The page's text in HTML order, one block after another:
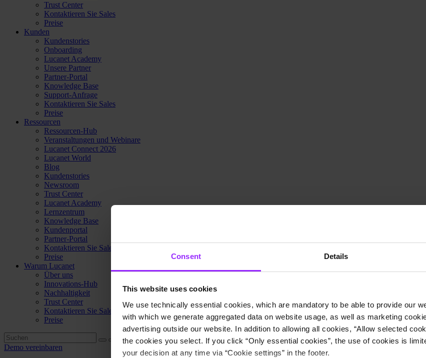
Consent Details
This website uses cookies
We use technically essential cookies, which are mandatory to be able to provide our
with which we generate aggregated data on website usage, as well as marketing
advertising outside our website. In addition to allowing all cookies, “Allow selected
the cookies you select. If you click “Only essential cookies”, the use of cookies is
your decision at any time via “Cookie settings” in the footer.
Trust Center
Kontaktieren Sie Sales
Preise
Kunden
Kundenstories
Onboarding
Lucanet Academy
Unsere Partner
Partner-Portal
Knowledge Base
Support-Anfrage
Kontaktieren Sie Sales
Preise
Ressourcen
Ressourcen-Hub
Veranstaltungen und Webinare
Lucanet Connect 2026
Lucanet World
Blog
Kundenstories
Newsroom
Trust Center
Lucanet Academy
Lernzentrum
Knowledge Base
Kundenportal
Partner-Portal
Kontaktieren Sie Sales
Preise
Warum Lucanet
Über uns
Innovations-Hub
Nachhaltigkeit
Trust Center
Kontaktieren Sie Sales
Preise
Demo vereinbaren